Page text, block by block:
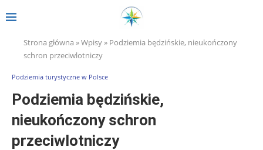
Strona główna »Wpisy» Podziemia będzińskie, nieukończony
schron przeciwlotniczy
Podziemia turystyczne w Polsce
Podziemia będzińskie,
nieukończony schron
przeciwlotniczy